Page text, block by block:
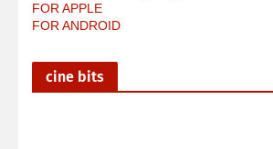
FOR APPLE
FOR ANDROID
cine bits